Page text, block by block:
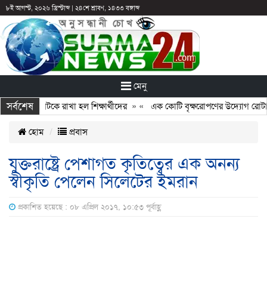
৮ই আগস্ট, ২০২৬ খ্রিস্টাব্দ| ২৪শে শ্রাবণ, ১৪৩৩ বঙ্গাব্দ
মেনু
সর্বশেষ
পরও আটকে রাখা হল শিক্ষার্থীদের» «এক কোটি বৃক্ষরোপণের উদ্যোগ রোটারি
হোম প্রবাস
যুক্তরাষ্ট্রে পেশাগত কৃতিত্বের এক অনন্য
স্বীকৃতি পেলেন সিলেটের ইমরান
প্রকাশিত হয়েছে : ০৮ এপ্রিল ২০১৭, ১০:৫৩ পূর্বাহ্ণ